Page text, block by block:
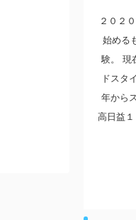
２０２
始める
験。 現
ドスタ
年から
高日益